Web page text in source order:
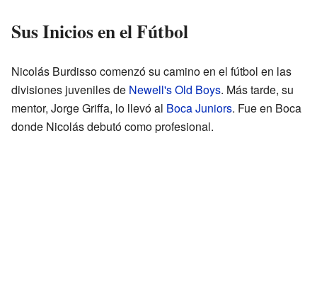
Sus Inicios en el Fútbol
Nicolás Burdisso comenzó su camino en el fútbol en las
divisiones juveniles de Newell's Old Boys. Más tarde, su
mentor, Jorge Griffa, lo llevó al Boca Juniors. Fue en Boca
donde Nicolás debutó como profesional.